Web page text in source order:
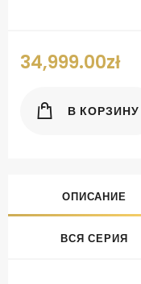
34,999.00zł
В КОРЗИНУ
ОПИСАНИЕ
ВСЯ СЕРИЯ